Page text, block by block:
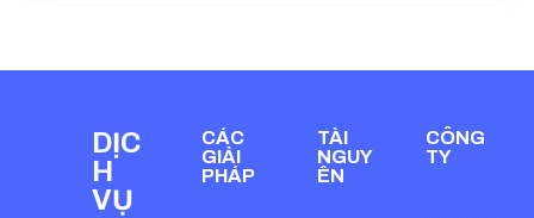
DỊC
H
VỤ
CÁC
GIẢI
PHÁP
TÀI
NGUY
ÊN
CÔNG
TY